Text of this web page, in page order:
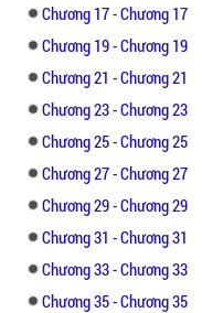
Chương 17 - Chương 17
Chương 19 - Chương 19
Chương 21 - Chương 21
Chương 23 - Chương 23
Chương 25 - Chương 25
Chương 27 - Chương 27
Chương 29 - Chương 29
Chương 31 - Chương 31
Chương 33 - Chương 33
Chương 35 - Chương 35